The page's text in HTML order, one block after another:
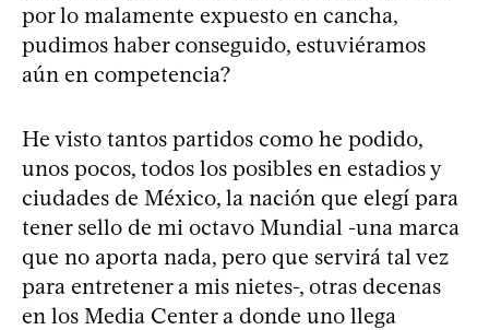
por lo malamente expuesto en cancha,
pudimos haber conseguido, estuviéramos
aún en competencia?
He visto tantos partidos como he podido,
unos pocos, todos los posibles en estadios y
ciudades de México, la nación que elegí para
tener sello de mi octavo Mundial -una marca
que no aporta nada, pero que servirá tal vez
para entretener a mis nietes-, otras decenas
en los Media Center a donde uno llega